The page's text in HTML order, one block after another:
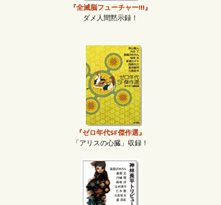
『全滅脳フューチャー!!!』
ダメ人間黙示録！
『ゼロ年代SF傑作選』
「アリスの心臓」収録！